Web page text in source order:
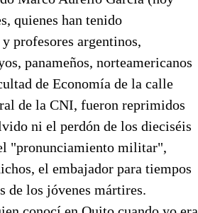
quienes han tenido
profesores argentinos,
panameños, norteamericanos
de Economía de la calle
de la CNI, fueron reprimidos
ni el perdón de los dieciséis
"pronunciamiento militar",
el embajador para tiempos
de los jóvenes mártires.